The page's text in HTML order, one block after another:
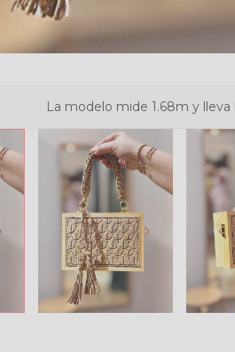
La modelo mide 1.68m y lleva